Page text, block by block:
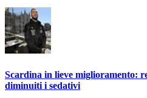
Scardina in lieve miglioramento:
diminuiti i sedativi